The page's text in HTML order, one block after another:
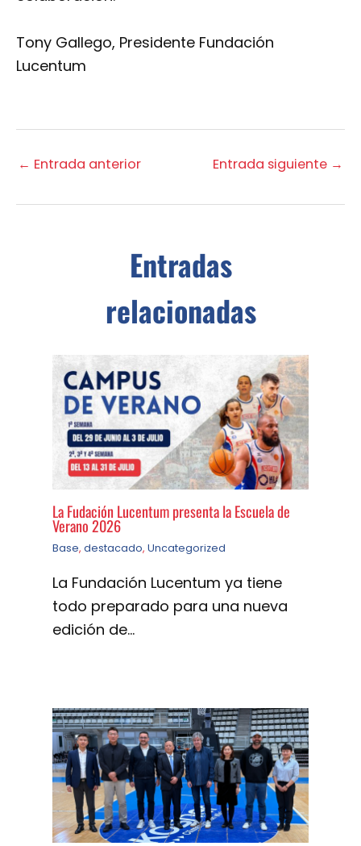
Tony Gallego, Presidente Fundación
Lucentum
← Entrada anterior Entrada siguiente →
Entradas
relacionadas
La Fudación Lucentum presenta la Escuela de
Verano 2026
Base, destacado, Uncategorized
La Fundación Lucentum ya tiene
todo preparado para una nueva
edición de…